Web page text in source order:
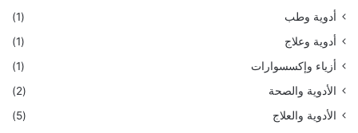
أدوية وطب
(1)
أدوية وعلاج
(1)
أزياء وإكسسوارات
(1)
الأدوية والصحة
(2)
الأدوية والعلاج
(5)